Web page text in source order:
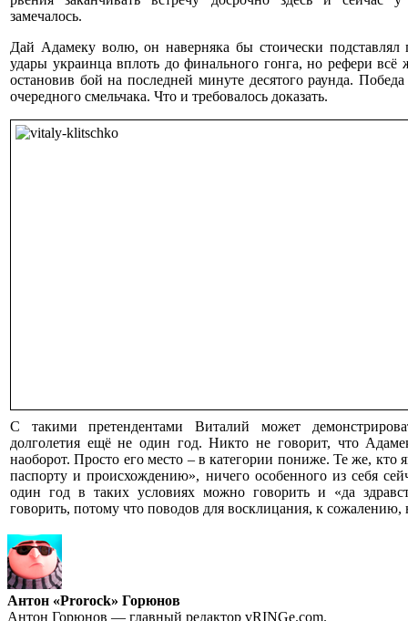
замечалось.
Дай Адамеку волю, он наверняка бы стоически подставлял
удары украинца вплоть до финального гонга, но рефери всё
остановив бой на последней минуте десятого раунда.
очередного смельчака. Что и требовалось доказать.
С такими претендентами Виталий может
долголетия ещё не один год. Никто не говорит, что
наоборот. Просто его место – в категории пониже. Те же, кто
паспорту и происхождению», ничего особенного из себя
один год в таких условиях можно говорить и «да
говорить, потому что поводов для восклицания, к сожалению,
Антон «Prorock» Горюнов
Антон Горюнов — главный редактор vRINGe.com.